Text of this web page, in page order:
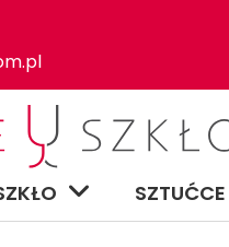
SZTUĆCE